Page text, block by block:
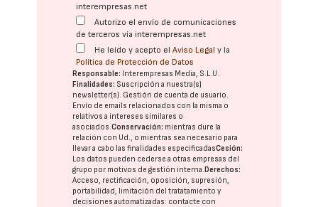
interempresas.net
Autorizo el envío de comunicaciones
de terceros vía interempresas.net
He leído y acepto elAviso Legal y la
Política de Protección de Datos
Responsable: Interempresas Media, S.L.U.
Finalidades: Suscripción a nuestra(s)
newsletter(s). Gestión de cuenta de usuario.
Envío de emails relacionados con la misma o
relativos a intereses similares o
asociados.Conservación: mientras dure la
relación con Ud., o mientras sea necesario para
llevar a cabo las finalidades especificadasCesión:
Los datos pueden cederse a otras empresas del
grupo por motivos de gestión interna.Derechos:
Acceso, rectificación, oposición, supresión,
portabilidad, limitación del tratatamiento y
decisiones automatizadas: contacte con